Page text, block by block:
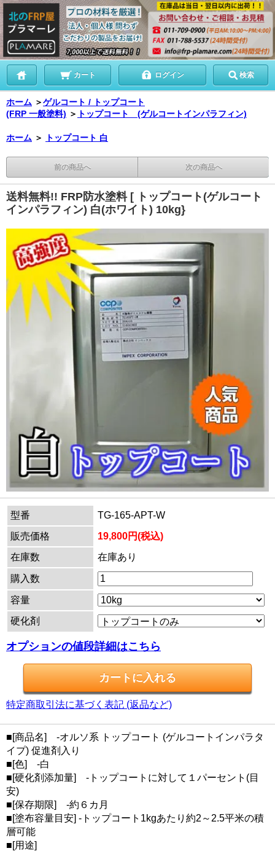
カート ログイン 検索
ホーム ＞ゲルコート / トップコート
(FRP 一般塗料) ＞ トップコート (ゲルコートインパラフィン)
ホーム ＞ トップコート 白
前の商品へ 次の商品へ
送料無料!! FRP防水塗料 [ トップコート(ゲルコート
インパラフィン) 白(ホワイト) 10kg}
型番
TG-165-APT-W
販売価格
19,800円(税込)
在庫数
在庫あり
購入数
容量
硬化剤
オプションの値段詳細はこちら
特定商取引法に基づく表記 (返品など)
■[商品名] -オルソ系 トップコート (ゲルコートインパラタ
イプ) 促進剤入り
■[色] -白
■[硬化剤添加量] -トップコートに対して１パーセント(目
安)
■[保存期限] -約６カ月
■[塗布容量目安] -トップコート1kgあたり約2～2.5平米の積
層可能
■[用途]